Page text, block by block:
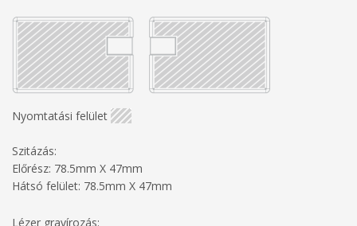
Nyomtatási felület
Szitázás:
Előrész: 78.5mm X 47mm
Hátsó felület: 78.5mm X 47mm
Lézer gravírozás: